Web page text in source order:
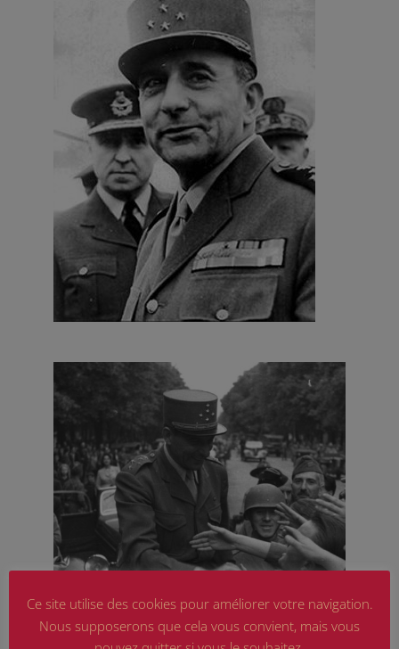
Ce site utilise des cookies pour améliorer votre navigation.
Nous supposerons que cela vous convient, mais vous